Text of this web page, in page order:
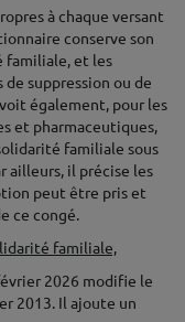
à chaque versant
conserve son
familiale, et les
suppression ou de
également, pour les
et pharmaceutiques,
familiale sous
ailleurs, il précise les
peut être pris et
ce congé.
familiale,
2026 modifie le
2013. Il ajoute un